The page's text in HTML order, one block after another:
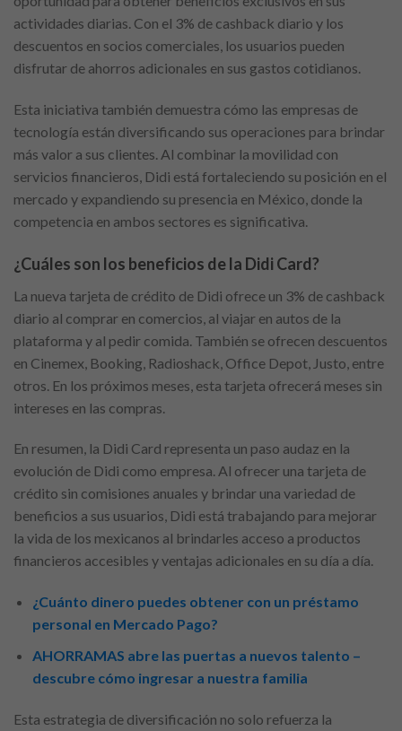
actividades diarias. Con el 3% de cashback diario y los
descuentos en socios comerciales, los usuarios pueden
disfrutar de ahorros adicionales en sus gastos cotidianos.
Esta iniciativa también demuestra cómo las empresas de
tecnología están diversificando sus operaciones para brindar
más valor a sus clientes. Al combinar la movilidad con
servicios financieros, Didi está fortaleciendo su posición en el
mercado y expandiendo su presencia en México, donde la
competencia en ambos sectores es significativa.
¿Cuáles son los beneficios de la Didi Card?
La nueva tarjeta de crédito de Didi ofrece un 3% de cashback
diario al comprar en comercios, al viajar en autos de la
plataforma y al pedir comida. También se ofrecen descuentos
en Cinemex, Booking, Radioshack, Office Depot, Justo, entre
otros. En los próximos meses, esta tarjeta ofrecerá meses sin
intereses en las compras.
En resumen, la Didi Card representa un paso audaz en la
evolución de Didi como empresa. Al ofrecer una tarjeta de
crédito sin comisiones anuales y brindar una variedad de
beneficios a sus usuarios, Didi está trabajando para mejorar
la vida de los mexicanos al brindarles acceso a productos
financieros accesibles y ventajas adicionales en su día a día.
¿Cuánto dinero puedes obtener con un préstamo
personal en Mercado Pago?
AHORRAMAS abre las puertas a nuevos talento –
descubre cómo ingresar a nuestra familia
Esta estrategia de diversificación no solo refuerza la